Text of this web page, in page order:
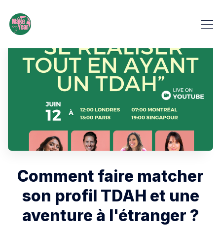
Comment faire matcher
son profil TDAH et une
aventure à l'étranger ?